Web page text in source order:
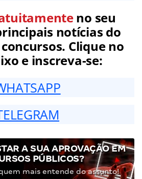
no seu
notícias do
Clique no
e inscreva-se:
A SUA APROVAÇÃO EM
PÚBLICOS?
mais entende do assunto!